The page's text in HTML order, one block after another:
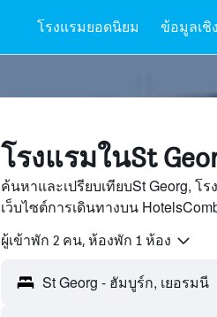
โรงแรมยอดนิยม ข้อมูลเชิ
โรงแรมในSt
ค้นหาและเปรียบเทียบSt Georg, โ
เว็บไซต์การเดินทางบน
ผู้เข้าพัก 2 คน, ห้องพัก 1 ห้อง
St Georg - ฮัมบูร์ก, เยอรมนี